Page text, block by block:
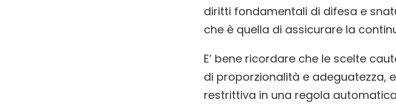
diritti fondamentali di difesa e
che è quella di assicurare la
E’ bene ricordare che le scelte
di proporzionalità e adeguatezza,
restrittiva in una regola